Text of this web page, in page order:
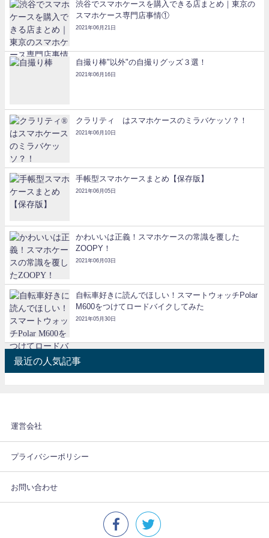
渋谷でスマホケースを購入できる店まとめ｜東京の
スマホケース専門店事情①
2021年06月21日
自撮り棒"以外"の自撮りグッズ３選！
2021年06月16日
クラリティ®はスマホケースのミラバケッソ？！
2021年06月10日
手帳型スマホケースまとめ【保存版】
2021年06月05日
かわいいは正義！スマホケースの常識を覆した
ZOOPY！
2021年06月03日
自転車好きに読んでほしい！スマートウォッチPolar
M600をつけてロードバイクしてみた
2021年05月30日
最近の人気記事
運営会社
プライバシーポリシー
お問い合わせ